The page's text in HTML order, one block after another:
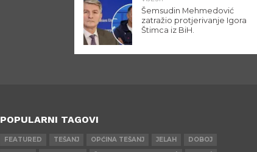
Šemsudin Mehmedović
zatražio protjerivanje Igora
Štimca iz BiH.
POPULARNI TAGOVI
FEATURED TEŠANJ OPĆINA TEŠANJ JELAH
DOBOJ